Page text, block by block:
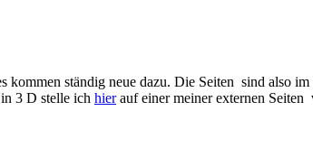
ständig neue dazu. Die Seiten sind also
3 D stelle ich hierauf einer meiner externen Seiten